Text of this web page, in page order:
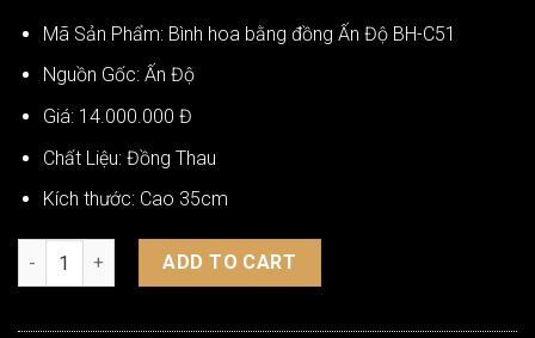
Mã Sản Phẩm: Bình hoa bằng đồng Ấn Độ BH-C51
Nguồn Gốc: Ấn Độ
Giá: 14.000.000 Đ
Chất Liệu: Đồng Thau
Kích thước: Cao 35cm
Bình Hoa Bằng Đồng Ấn Độ BH-C51 quantity
ADD TO CART